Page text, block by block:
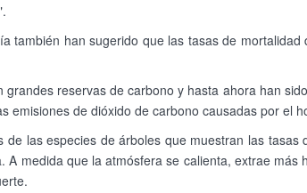
también han sugerido que las tasas de
grandes reservas de carbono y hasta ahora han
emisiones de dióxido de carbono causadas por el
de las especies de árboles que muestran las
A medida que la atmósfera se calienta, extrae